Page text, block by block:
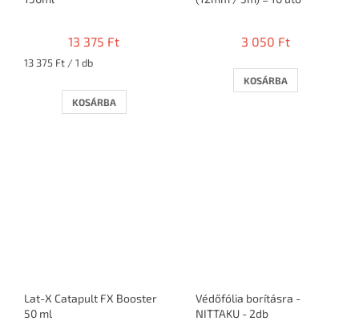
13 375 Ft
Egységár:
13 375 Ft / 1 db
KOSÁRBA
3 050 Ft
KOSÁRBA
Lat-X Catapult FX Booster
50 ml
Védőfólia borításra -
NITTAKU - 2db